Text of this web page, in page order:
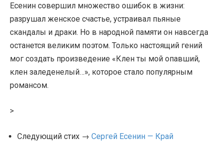
Есенин совершил множество ошибок в жизни:
разрушал женское счастье, устраивал пьяные
скандалы и драки. Но в народной памяти он навсегда
останется великим поэтом. Только настоящий гений
мог создать произведение «Клен ты мой опавший,
клен заледенелый…», которое стало популярным
романсом.
>
Следующий стих → Сергей Есенин — Край